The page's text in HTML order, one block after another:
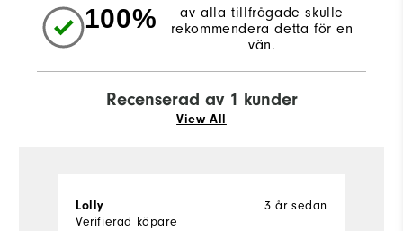
100%
av alla tillfrågade skulle
rekommendera detta för en
vän.
Recenserad av 1 kunder
View All
3 år sedan
Lolly
Verifierad köpare